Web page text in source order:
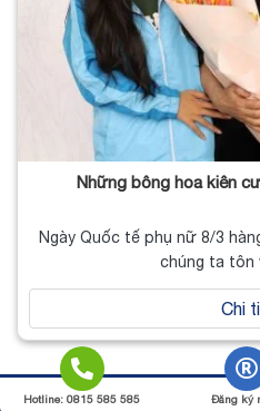
Những bông hoa kiên
Ngày Quốc tế phụ nữ 8/3
chúng ta tôn
Chi
Copyright
Hotline: 0815 585 585 Đăng ký